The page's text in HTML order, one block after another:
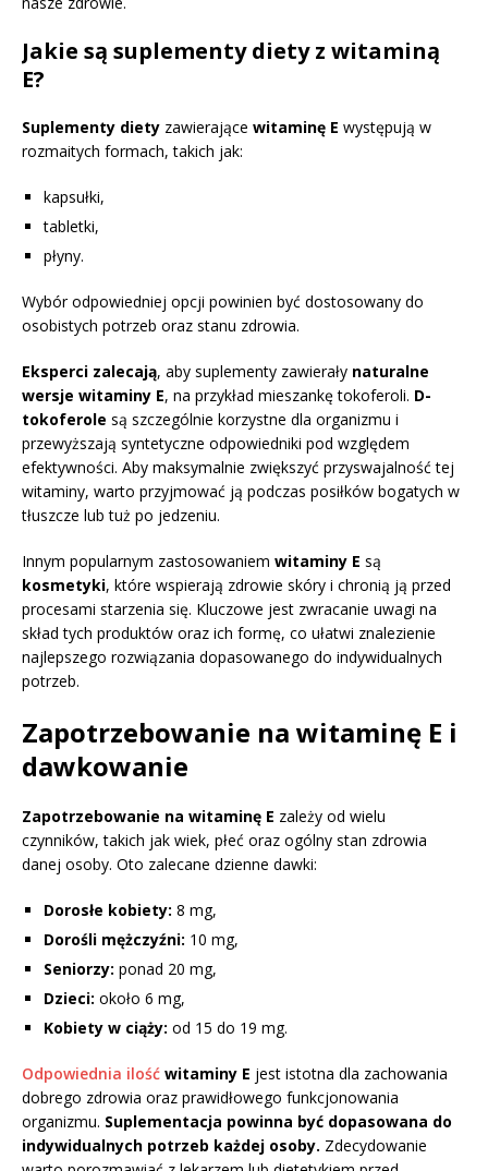
Jakie są suplementy diety z witaminą
E?
Suplementy diety zawierające witaminę E występują w
rozmaitych formach, takich jak:
kapsułki,
tabletki,
płyny.
Wybór odpowiedniej opcji powinien być dostosowany do
osobistych potrzeb oraz stanu zdrowia.
Eksperci zalecają, aby suplementy zawierały naturalne
wersje witaminy E, na przykład mieszankę tokoferoli. D-
tokoferole są szczególnie korzystne dla organizmu i
przewyższają syntetyczne odpowiedniki pod względem
efektywności. Aby maksymalnie zwiększyć przyswajalność tej
witaminy, warto przyjmować ją podczas posiłków bogatych w
tłuszcze lub tuż po jedzeniu.
Innym popularnym zastosowaniem witaminy E są
kosmetyki, które wspierają zdrowie skóry i chronią ją przed
procesami starzenia się. Kluczowe jest zwracanie uwagi na
skład tych produktów oraz ich formę, co ułatwi znalezienie
najlepszego rozwiązania dopasowanego do indywidualnych
potrzeb.
Zapotrzebowanie na witaminę E i
dawkowanie
Zapotrzebowanie na witaminę E zależy od wielu
czynników, takich jak wiek, płeć oraz ogólny stan zdrowia
danej osoby. Oto zalecane dzienne dawki:
Dorosłe kobiety: 8 mg,
Dorośli mężczyźni: 10 mg,
Seniorzy: ponad 20 mg,
Dzieci: około 6 mg,
Kobiety w ciąży: od 15 do 19 mg.
Odpowiednia ilość witaminy E jest istotna dla zachowania
dobrego zdrowia oraz prawidłowego funkcjonowania
organizmu. Suplementacja powinna być dopasowana do
indywidualnych potrzeb każdej osoby. Zdecydowanie